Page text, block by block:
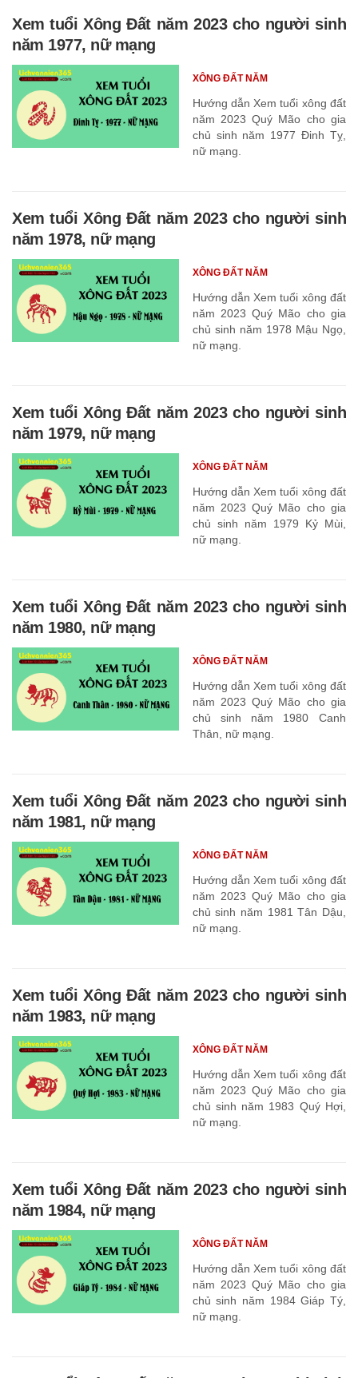
Xem tuổi Xông Đất năm 2023 cho người sinh
năm 1977, nữ mạng
Hướng dẫn Xem tuổi xông đất
năm 2023 Quý Mão cho gia
chủ sinh năm 1977 Đinh Tỵ,
nữ mạng.
XÔNG ĐẤT NĂM
Xem tuổi Xông Đất năm 2023 cho người sinh
năm 1978, nữ mạng
Hướng dẫn Xem tuổi xông đất
năm 2023 Quý Mão cho gia
chủ sinh năm 1978 Mậu Ngọ,
nữ mạng.
XÔNG ĐẤT NĂM
Xem tuổi Xông Đất năm 2023 cho người sinh
năm 1979, nữ mạng
Hướng dẫn Xem tuổi xông đất
năm 2023 Quý Mão cho gia
chủ sinh năm 1979 Kỷ Mùi,
nữ mạng.
XÔNG ĐẤT NĂM
Xem tuổi Xông Đất năm 2023 cho người sinh
năm 1980, nữ mạng
Hướng dẫn Xem tuổi xông đất
năm 2023 Quý Mão cho gia
chủ sinh năm 1980 Canh
Thân, nữ mạng.
XÔNG ĐẤT NĂM
Xem tuổi Xông Đất năm 2023 cho người sinh
năm 1981, nữ mạng
Hướng dẫn Xem tuổi xông đất
năm 2023 Quý Mão cho gia
chủ sinh năm 1981 Tân Dậu,
nữ mạng.
XÔNG ĐẤT NĂM
Xem tuổi Xông Đất năm 2023 cho người sinh
năm 1983, nữ mạng
Hướng dẫn Xem tuổi xông đất
năm 2023 Quý Mão cho gia
chủ sinh năm 1983 Quý Hợi,
nữ mạng.
XÔNG ĐẤT NĂM
Xem tuổi Xông Đất năm 2023 cho người sinh
năm 1984, nữ mạng
Hướng dẫn Xem tuổi xông đất
năm 2023 Quý Mão cho gia
chủ sinh năm 1984 Giáp Tý,
nữ mạng.
XÔNG ĐẤT NĂM